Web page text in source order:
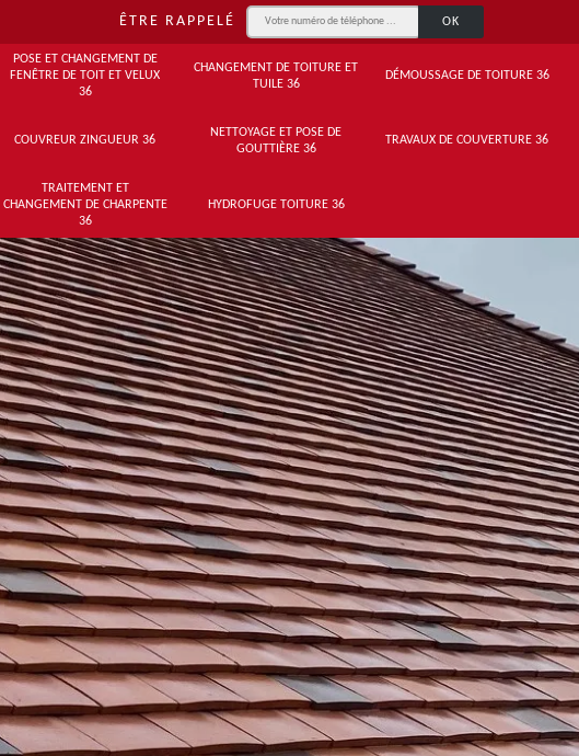
ÊTRE RAPPELÉ
POSE ET CHANGEMENT DE
FENÊTRE DE TOIT ET VELUX
36
CHANGEMENT DE TOITURE ET
TUILE 36
DÉMOUSSAGE DE TOITURE 36
COUVREUR ZINGUEUR 36
NETTOYAGE ET POSE DE
GOUTTIÈRE 36
TRAVAUX DE COUVERTURE 36
TRAITEMENT ET
CHANGEMENT DE CHARPENTE
36
HYDROFUGE TOITURE 36